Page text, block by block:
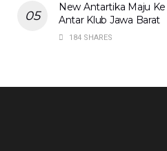
New Antartika Maju Ke
Antar Klub Jawa Barat
184 SHARES